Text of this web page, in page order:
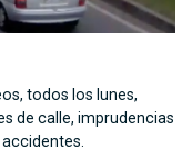
todos los lunes,
de calle, imprudencias